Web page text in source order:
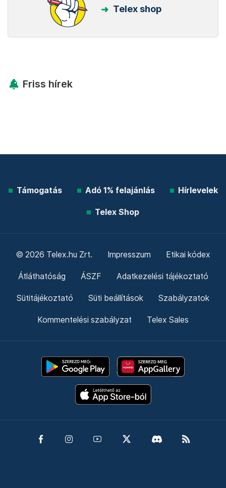
Telex shop
Friss hírek
Támogatás Adó 1% felajánlás Hírlevelek
Telex Shop
© 2026 Telex.hu Zrt. Impresszum Etikai kódex
Átláthatóság ÁSZF Adatkezelési tájékoztató
Sütitájékoztató Süti beállítások Szabályzatok
Kommentelési szabályzat Telex Sales